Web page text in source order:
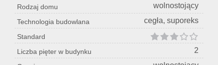
Rodzaj domu wolnostojący
Technologia budowlana cegła, suporeks
Standard
Liczba pięter w budynku
2